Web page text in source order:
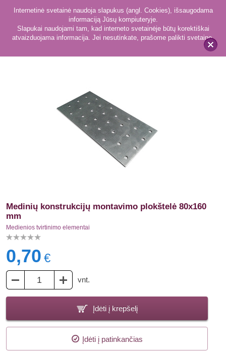
x
Internetinė svetainė naudoja slapukus (angl. Cookies), išsaugodama
informaciją Jūsų kompiuteryje.
Slapukai naudojami tam, kad interneto svetainėje būtų korektiškai
atvaizduojama informacija. Jei nesutinkate, prašome palikti svetainę.
Medienios tvirtinimo elementai 22
Medinių konstrukcijų montavimo plokštelė 80x160
mm
Medienios tvirtinimo elementai
0,70 €
vnt.
Įdėti į krepšelį
Įdėti į patinkančias